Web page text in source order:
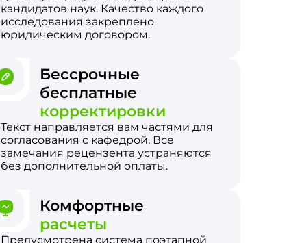
кандидатов наук. Качество каждого
исследования закреплено
юридическим договором.
Бессрочные
бесплатные
корректировки
Текст направляется вам частями для
согласования с кафедрой. Все
замечания рецензента устраняются
без дополнительной оплаты.
Комфортные
расчеты
Предусмотрена система поэтапной